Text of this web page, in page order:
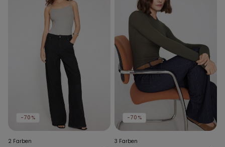
-70%
2 Farben
-70%
3 Farben